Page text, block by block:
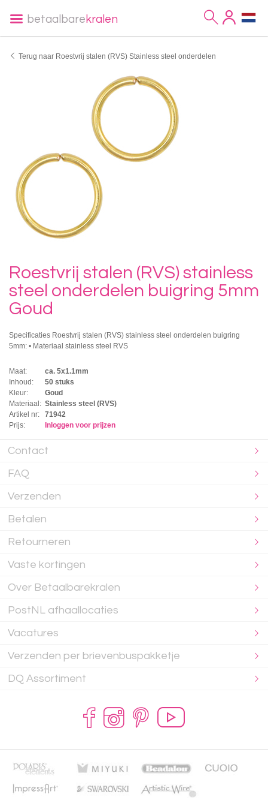
betaalbare kralen
Terug naar Roestvrij stalen (RVS) Stainless steel onderdelen
Roestvrij stalen (RVS) stainless
steel onderdelen buigring 5mm
Goud
Specificaties Roestvrij stalen (RVS) stainless steel onderdelen buigring
5mm: • Materiaal stainless steel RVS
Maat:
ca. 5x1.1mm
Inhoud:
50 stuks
Kleur:
Goud
Materiaal: Stainless steel (RVS)
Artikel nr:
71942
Prijs:
Inloggen voor prijzen
Contact
FAQ
Verzenden
Betalen
Retourneren
Vaste kortingen
Over Betaalbarekralen
PostNL afhaallocaties
Vacatures
Verzenden per brievenbuspakketje
DQ Assortiment